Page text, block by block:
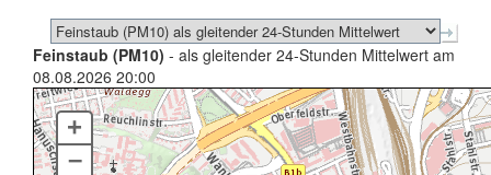
Feinstaub (PM10) - als gleitender 24-Stunden Mittelwert am
08.08.2026 20:00
+
–